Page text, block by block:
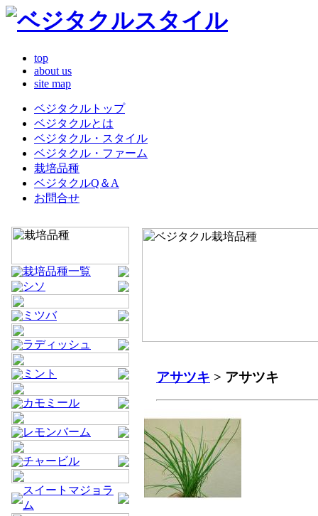
top
about us
site map
ベジタクルトップ
ベジタクルとは
ベジタクル・スタイル
ベジタクル・ファーム
栽培品種
ベジタクルQ＆A
お問合せ
栽培品種一覧
シソ
ミツバ
ラディッシュ
ミント
カモミール
レモンバーム
チャービル
スイートマジョラ
ム
アサツキ > アサツキ